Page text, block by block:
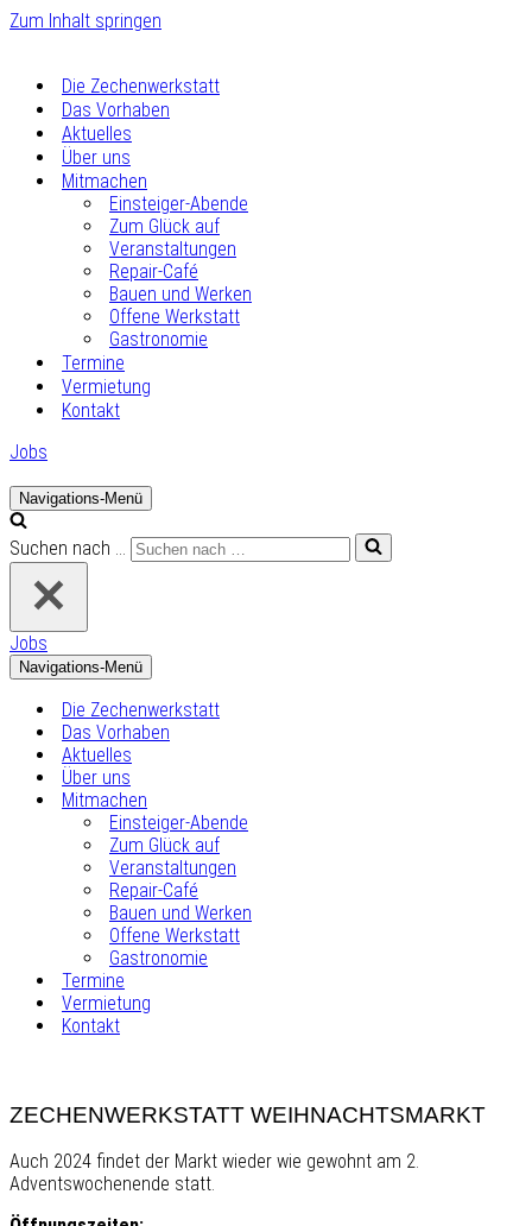
Zum Inhalt springen
Die Zechenwerkstatt
Das Vorhaben
Aktuelles
Über uns
Mitmachen
Einsteiger-Abende
Zum Glück auf
Veranstaltungen
Repair-Café
Bauen und Werken
Offene Werkstatt
Gastronomie
Termine
Vermietung
Kontakt
Jobs
Navigations-Menü
Suchen nach …
Jobs
Navigations-Menü
Die Zechenwerkstatt
Das Vorhaben
Aktuelles
Über uns
Mitmachen
Einsteiger-Abende
Zum Glück auf
Veranstaltungen
Repair-Café
Bauen und Werken
Offene Werkstatt
Gastronomie
Termine
Vermietung
Kontakt
ZECHENWERKSTATT WEIHNACHTSMARKT
Auch 2024 findet der Markt wieder wie gewohnt am 2.
Adventswochenende statt.